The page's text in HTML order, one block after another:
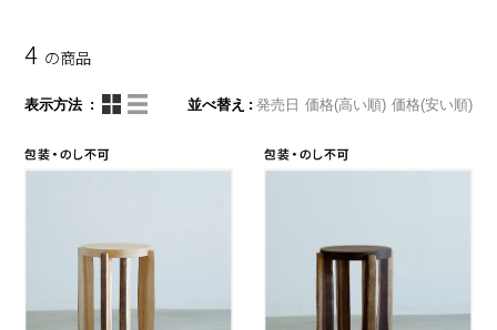
4 の商品
表示方法 並べ替え 発売日 価格(高い順) 価格(安い順)